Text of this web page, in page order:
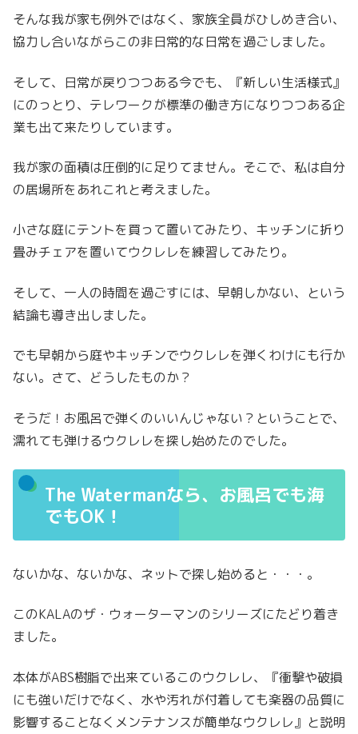
そんな我が家も例外ではなく、家族全員がひしめき合い、
協力し合いながらこの非日常的な日常を過ごしました。
そして、日常が戻りつつある今でも、『新しい生活様式』
にのっとり、テレワークが標準の働き方になりつつある企
業も出て来たりしています。
我が家の面積は圧倒的に足りてません。そこで、私は自分
の居場所をあれこれと考えました。
小さな庭にテントを買って置いてみたり、キッチンに折り
畳みチェアを置いてウクレレを練習してみたり。
そして、一人の時間を過ごすには、早朝しかない、という
結論も導き出しました。
でも早朝から庭やキッチンでウクレレを弾くわけにも行か
ない。さて、どうしたものか？
そうだ！お風呂で弾くのいいんじゃない？ということで、
濡れても弾けるウクレレを探し始めたのでした。
The Watermanなら、お風呂でも海
でもOK！
ないかな、ないかな、ネットで探し始めると・・・。
このKALAのザ・ウォーターマンのシリーズにたどり着き
ました。
本体がABS樹脂で出来ているこのウクレレ、『衝撃や破損
にも強いだけでなく、水や汚れが付着しても楽器の品質に
影響することなくメンテナンスが簡単なウクレレ』と説明